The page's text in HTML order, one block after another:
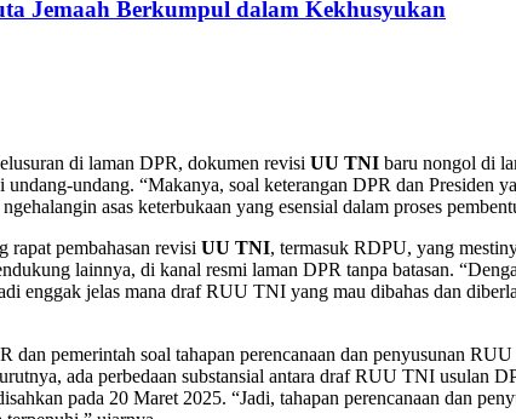
Jemaah Berkumpul dalam Kekhusyukan
di laman DPR, dokumen revisi UU TNI baru nongol di
undang. “Makanya, soal keterangan DPR dan Presiden
asas keterbukaan yang esensial dalam proses
rapat pembahasan revisi UU TNI, termasuk RDPU, yang
lainnya, di kanal resmi laman DPR tanpa batasan.
enggak jelas mana draf RUU TNI yang mau dibahas dan
dan pemerintah soal tahapan perencanaan dan penyusunan
ada perbedaan substansial antara draf RUU TNI usulan
pada 20 Maret 2025. “Jadi, tahapan perencanaan dan